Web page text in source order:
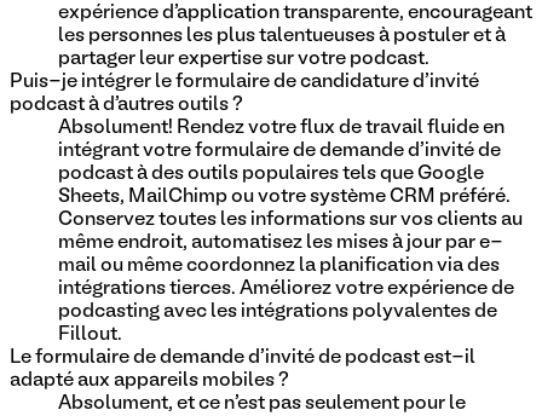
expérience d'application transparente, encourageant
les personnes les plus talentueuses à postuler et à
partager leur expertise sur votre podcast.
Puis-je intégrer le formulaire de candidature d'invité
podcast à d'autres outils ?
Absolument! Rendez votre flux de travail fluide en
intégrant votre formulaire de demande d'invité de
podcast à des outils populaires tels que Google
Sheets, MailChimp ou votre système CRM préféré.
Conservez toutes les informations sur vos clients au
même endroit, automatisez les mises à jour par e-
mail ou même coordonnez la planification via des
intégrations tierces. Améliorez votre expérience de
podcasting avec les intégrations polyvalentes de
Fillout.
Le formulaire de demande d'invité de podcast est-il
adapté aux appareils mobiles ?
Absolument, et ce n'est pas seulement pour le